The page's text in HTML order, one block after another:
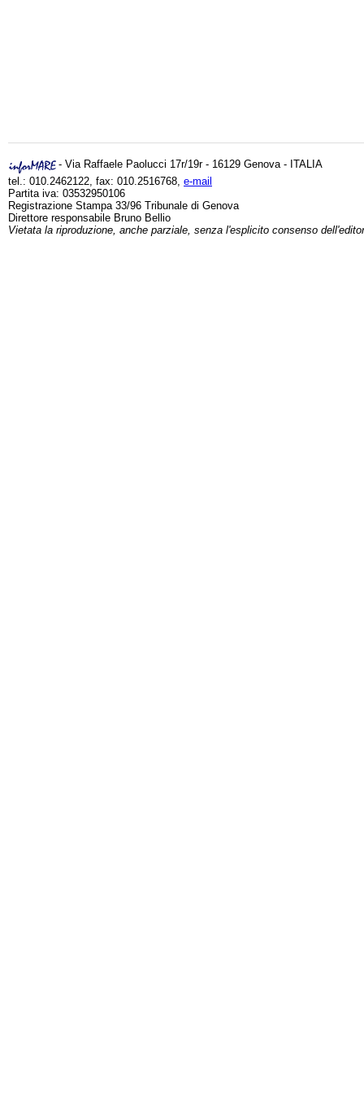
- Via Raffaele Paolucci 17r/19r - 16129 Genova - ITALIA
tel.: 010.2462122, fax: 010.2516768, e-mail
Partita iva: 03532950106
Registrazione Stampa 33/96 Tribunale di Genova
Direttore responsabile Bruno Bellio
Vietata la riproduzione, anche parziale, senza l'esplicito consenso